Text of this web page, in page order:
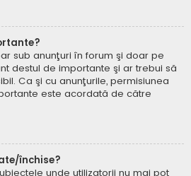
sub anunţuri în forum şi doar pe
destul de importante şi ar trebui să
Ca şi cu anunţurile, permisiunea
este acordată de către
închise?
unde utilizatorii nu mai pot